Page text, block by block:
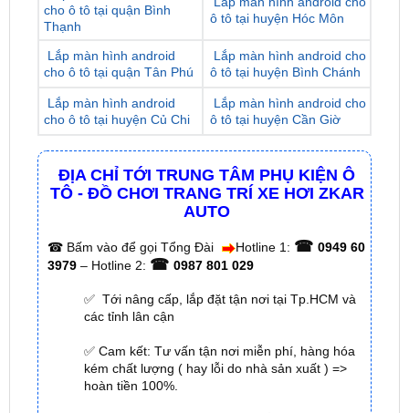
Lắp màn hình android
cho ô tô tại quận Tân Phú
Lắp màn hình android cho
ô tô tại huyện Bình Chánh
Lắp màn hình android
cho ô tô tại huyện Củ Chi
Lắp màn hình android cho
ô tô tại huyện Cần Giờ
ĐỊA CHỈ TỚI TRUNG TÂM PHỤ KIỆN Ô
TÔ - ĐỒ CHƠI TRANG TRÍ XE HƠI ZKAR
☎Bấm vào để gọi Tổng Đài Hotline 1:☎ 0949 60
0987 801 029
✅ Tới nâng cấp, lắp đặt tận nơi tại Tp.HCM và
các tỉnh lân cận
✅ Cam kết: Tư vấn tận nơi miễn phí, hàng hóa
kém chất lượng ( hay lỗi do nhà sản xuất ) =>
✅ Thời gian làm việc kỹ thuật gắn tại nhà từ:8h
– 18h (Cả T7 Và Chủ Nhật)